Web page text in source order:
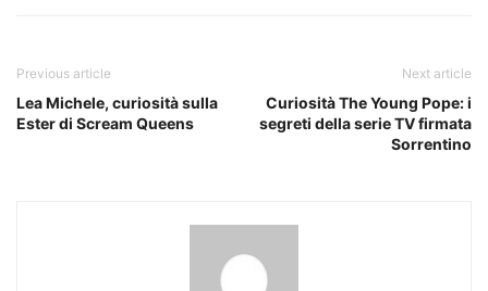
Previous article
Lea Michele, curiosità sulla
Ester di Scream Queens
Next article
Curiosità The Young Pope: i
segreti della serie TV firmata
Sorrentino